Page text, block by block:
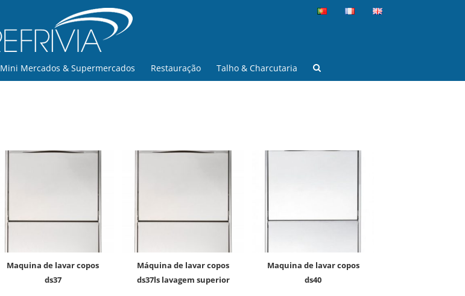
Mini Mercados & Supermercados Restauração Talho & Charcutaria
maquina de lavar copos
ds37
máquina de lavar copos
ds37ls lavagem superior
maquina de lavar copos
ds40